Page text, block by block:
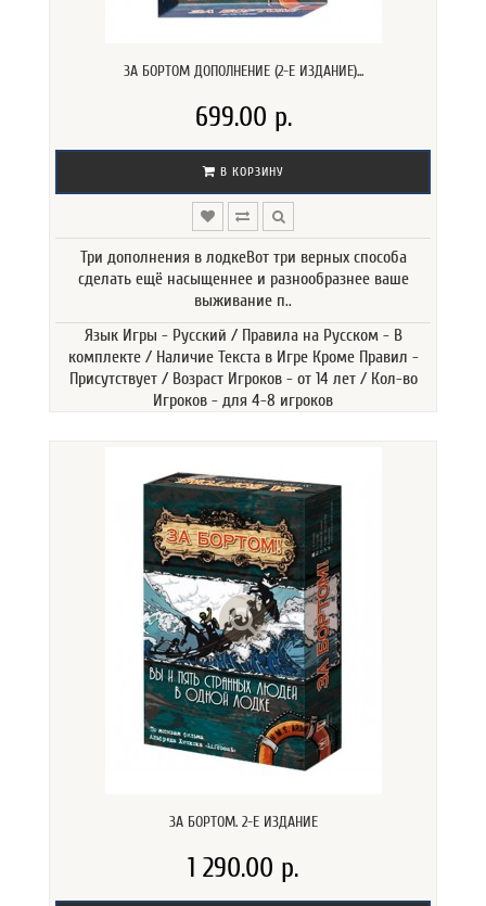
ЗА БОРТОМ ДОПОЛНЕНИЕ (2-Е ИЗДАНИЕ)...
699.00 р.
В КОРЗИНУ
Три дополнения в лодкеВот три верных способа
сделать ещё насыщеннее и разнообразнее ваше
выживание п..
Язык Игры - Русский / Правила на Русском - В
комплекте / Наличие Текста в Игре Кроме Правил -
Присутствует / Возраст Игроков - от 14 лет / Кол-во
Игроков - для 4-8 игроков
ЗА БОРТОМ. 2-Е ИЗДАНИЕ
1 290.00 р.